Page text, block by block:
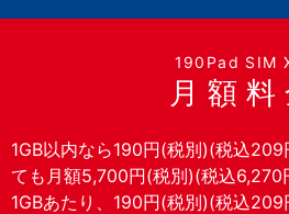
190Pad SIM
月額料
1GB以内なら190円(税別)(税込
ても月額5,700円(税別)(税込6,270
1GBあたり、190円(税別)(税込209